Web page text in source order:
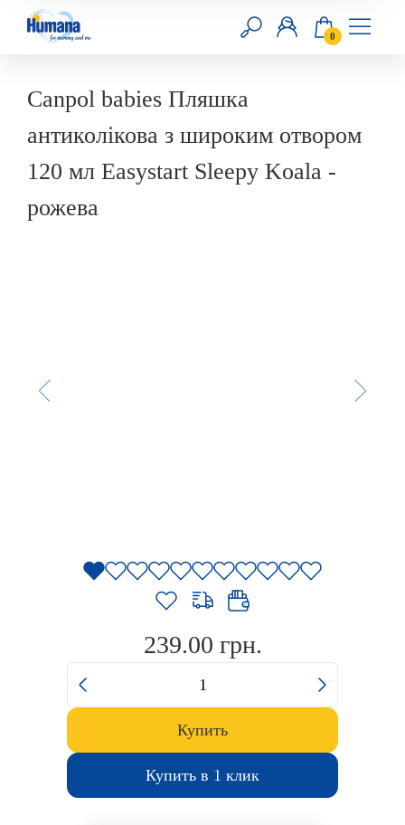
0
Головна
Поддержка
Canpol babies Пляшка
антиколікова з широким отвором
120 мл Easystart Sleepy Koala -
рожева
239.00 грн.
Купить
Купить в 1 клик